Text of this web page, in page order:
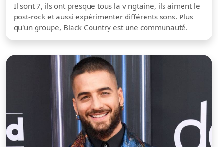
Il sont 7, ils ont presque tous la vingtaine, ils aiment le
post-rock et aussi expérimenter différents sons. Plus
qu'un groupe, Black Country est une communauté.